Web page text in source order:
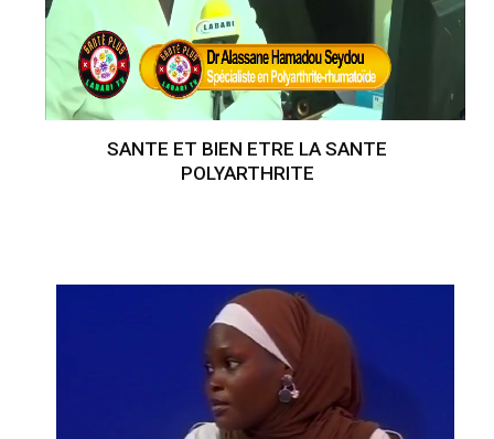
SANTE ET BIEN ETRE LA SANTE
POLYARTHRITE